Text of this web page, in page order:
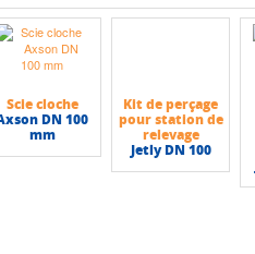
Scie cloche
DN 100
mm
Kit de perçage
pour station de
relevage
Jetly DN 100